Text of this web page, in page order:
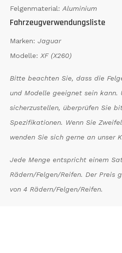
Felgenmaterial: Aluminium
Fahrzeugverwendungsliste
Marken: Jaguar
Modelle: XF (X260)
Bitte beachten Sie, dass die
und Modelle geeignet sein
sicherzustellen, überprüfen Sie
Spezifikationen. Wenn Sie
wenden Sie sich gerne an unser
Jede Menge entspricht einem
Rädern/Felgen/Reifen. Der Preis
von 4 Rädern/Felgen/Reifen.